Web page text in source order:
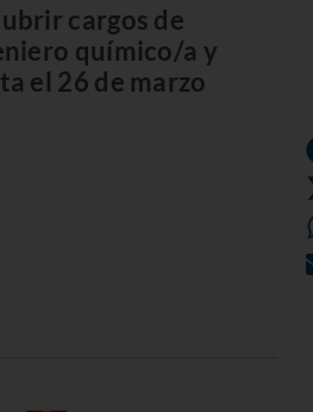
cargos de
químico/a y
el 26 de marzo